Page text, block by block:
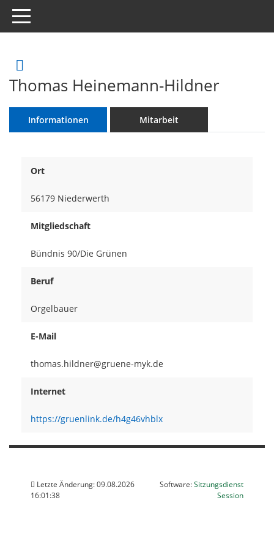
Toggle navigation
Thomas Heinemann-Hildner
Informationen Mitarbeit
Ort
56179 Niederwerth
Mitgliedschaft
Bündnis 90/Die Grünen
Beruf
Orgelbauer
E-Mail
rendlih
Internet
https://gruenlink.de/h4g46vhblx
Letzte Änderung: 09.08.2026
16:01:38
Software:Sitzungsdienst
Session(Wird in